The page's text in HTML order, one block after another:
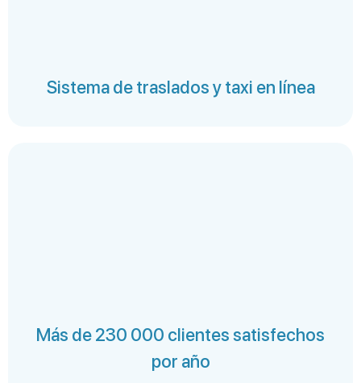
Sistema de traslados y taxi en línea
Más de 230 000 clientes satisfechos
por año